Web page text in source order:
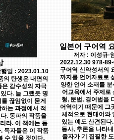
행일 : 2023.01.10
의 탄생은 내면의
은 감수성의 자극
다. 늘 그랬듯 명
끊임없이 묻게
는 과정에서 적
. 동파의 작품을
라. 이 책에는 동
독자들은 이 작품
수 있을 것이다.
일본어 구어역
저자 : 이성규·
2022.12.30 978-
구어역 신약성서의
까지를 언어자료로
양한 언어 소재를
어교육에서 주제로
형, 문법, 경어법을
어역이기 때문에 그
체적으로 현대어와
있는 예도 산견된다
동사, 추론을 나타
졸자가 기 집필한